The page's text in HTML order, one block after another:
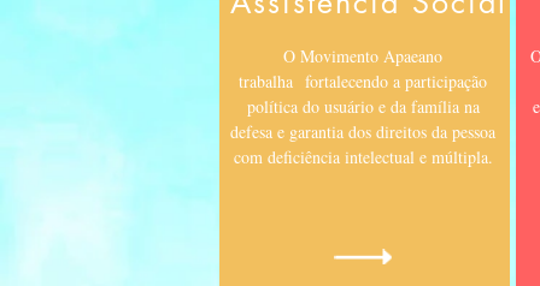
O Movimento Apaeano
trabalha fortalecendo a participação
política do usuário e da família na
defesa e garantia dos direitos da pessoa
com deficiência intelectual e múltipla.